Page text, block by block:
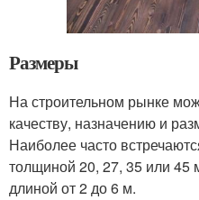
Размеры
На строительном рынке
качеству, назначению и
Наиболее часто
толщиной 20, 27, 35 или
длиной от 2 до 6 м.